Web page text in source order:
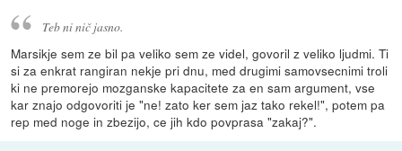
Teb ni nič jasno.
Marsikje sem ze bil pa veliko sem ze videl, govoril z veliko ljudmi. Ti
si za enkrat rangiran nekje pri dnu, med drugimi samovsecnimi troli
ki ne premorejo mozganske kapacitete za en sam argument, vse
kar znajo odgovoriti je "ne! zato ker sem jaz tako rekel!", potem pa
rep med noge in zbezijo, ce jih kdo povprasa "zakaj?".